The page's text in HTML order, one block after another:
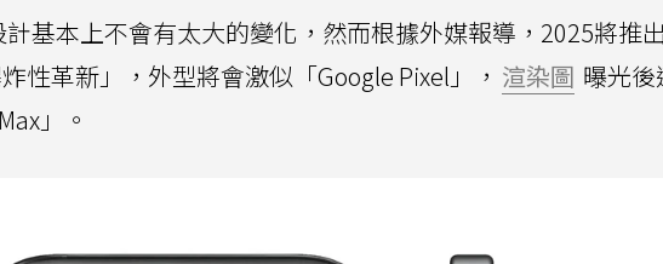
基本上不會有太大的變化，然而根據外媒報導，2025將推
性革新」，外型將會激似「Google Pixel」， 渲染圖 曝光
」。